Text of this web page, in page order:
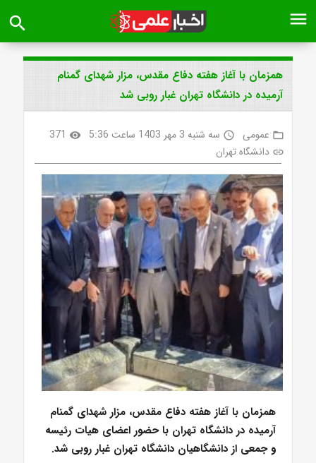
menu
search
همزمان با آغاز هفته دفاع مقدس، مزار شهدای گمنام
آرمیده در دانشگاه تهران غبار روبی شد
folder_open عمومی access_time سه شنبه 3 مهر 1403 ساعت 5:36 visibility
371
link دانشگاه تهران
همزمان با آغاز هفته دفاع مقدس، مزار شهدای گمنام
آرمیده در دانشگاه تهران با حضور اعضای هیات رئیسه
و جمعی از دانشگاهیان دانشگاه تهران غبار روبی شد.